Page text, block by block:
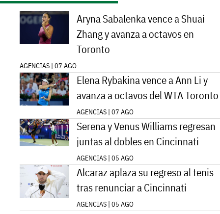
Aryna Sabalenka vence a Shuai
Zhang y avanza a octavos en
Toronto
AGENCIAS | 07 AGO
Elena Rybakina vence a Ann Li y
avanza a octavos del WTA Toronto
AGENCIAS | 07 AGO
Serena y Venus Williams regresan
juntas al dobles en Cincinnati
AGENCIAS | 05 AGO
Alcaraz aplaza su regreso al tenis
tras renunciar a Cincinnati
AGENCIAS | 05 AGO